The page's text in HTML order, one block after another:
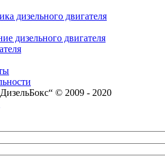
дизельного двигателя
дизельного двигателя
© 2009 - 2020